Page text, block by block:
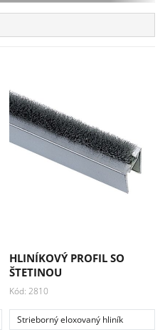
HLINÍKOVÝ PROFIL SO
ŠTETINOU
Kód: 2810
Strieborný eloxovaný hliník